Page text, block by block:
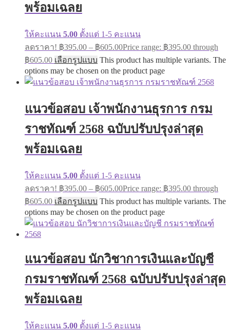
พร้อมเฉลย
ให้คะแนน 5.00 ตั้งแต่ 1-5 คะแนน
ลดราคา! ฿395.00 – ฿605.00Price range: ฿395.00 through
฿605.00 เลือกรูปแบบ This product has multiple variants. The
options may be chosen on the product page
แนวข้อสอบ เจ้าพนักงานธุรการ กรม
ราชทัณฑ์ 2568 ฉบับปรับปรุงล่าสุด
พร้อมเฉลย
ให้คะแนน 5.00 ตั้งแต่ 1-5 คะแนน
ลดราคา! ฿395.00 – ฿605.00Price range: ฿395.00 through
฿605.00 เลือกรูปแบบ This product has multiple variants. The
options may be chosen on the product page
แนวข้อสอบ นักวิชาการเงินและบัญชี
กรมราชทัณฑ์ 2568 ฉบับปรับปรุงล่าสุด
พร้อมเฉลย
ให้คะแนน 5.00 ตั้งแต่ 1-5 คะแนน